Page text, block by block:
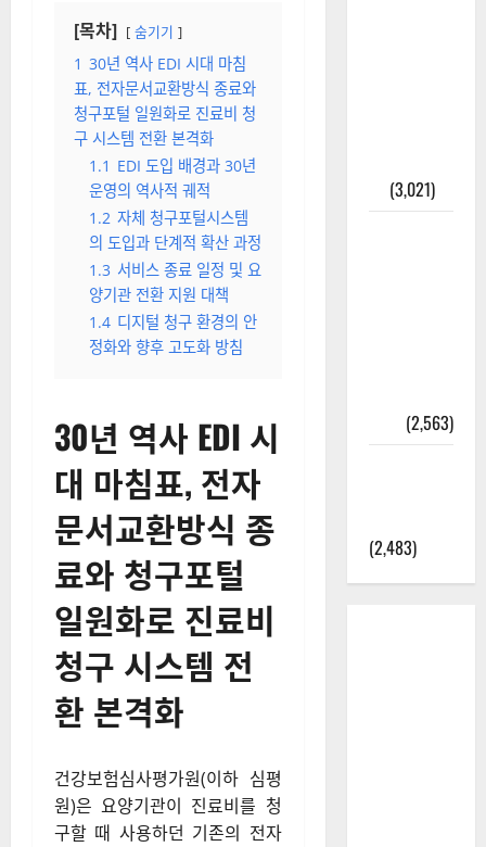
[목차] 숨기기
1 30년 역사 EDI 시대 마침
표, 전자문서교환방식 종료와
청구포털 일원화로 진료비 청
구 시스템 전환 본격화
1.1 EDI 도입 배경과 30년
운영의 역사적 궤적
1.2 자체 청구포털시스템
의 도입과 단계적 확산 과정
1.3 서비스 종료 일정 및 요
양기관 전환 지원 대책
1.4 디지털 청구 환경의 안
정화와 향후 고도화 방침
30년 역사 EDI 시
대 마침표, 전자
문서교환방식 종
료와 청구포털
일원화로 진료비
청구 시스템 전
환 본격화
건강보험심사평가원(이하 심평
원)은 요양기관이 진료비를 청
구할 때 사용하던 기존의 전자
(3,021)
(2,563)
(2,483)